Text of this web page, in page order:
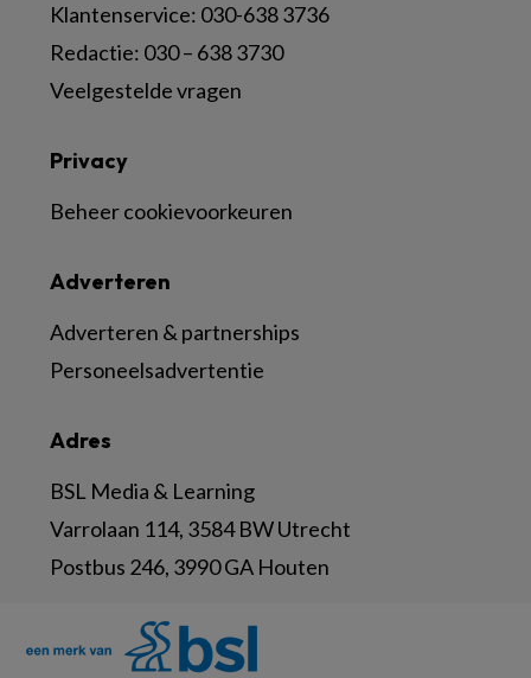
Klantenservice: 030-638 3736
Redactie: 030 – 638 3730
Veelgestelde vragen
Adres
BSL Media & Learning
Varrolaan 114, 3584 BW Utrecht
Postbus 246, 3990 GA Houten
Adverteren
Adverteren & partnerships
Personeelsadvertentie
Privacy
Beheer cookievoorkeuren